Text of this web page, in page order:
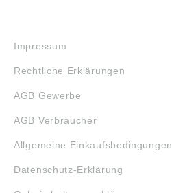
Impressum
Rechtliche Erklärungen
AGB Gewerbe
AGB Verbraucher
Allgemeine Einkaufsbedingungen
Datenschutz-Erklärung